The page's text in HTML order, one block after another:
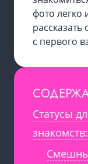
фото легко
с первого
Статусы